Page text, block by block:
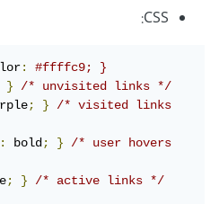
CSS:
:
#ffffc9; }
}
/* unvisited links */
; }
/* visited links
: bold; }
/* user hovers
; } /* active links */